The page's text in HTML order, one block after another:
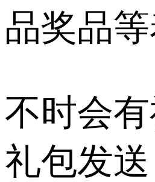
品奖品
不时会
礼包发